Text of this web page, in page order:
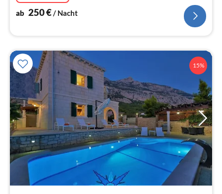
ab 250€ / Nacht
15%